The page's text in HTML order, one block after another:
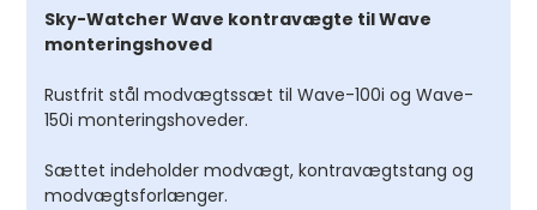
Sky-Watcher Wave kontravægte til Wave
monteringshoved
Rustfrit stål modvægtssæt til Wave-100i og Wave-
150i monteringshoveder.
Sættet indeholder modvægt, kontravægtstang og
modvægtsforlænger.